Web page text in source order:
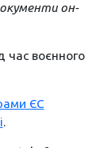
он-
час воєнного
ЄС
.